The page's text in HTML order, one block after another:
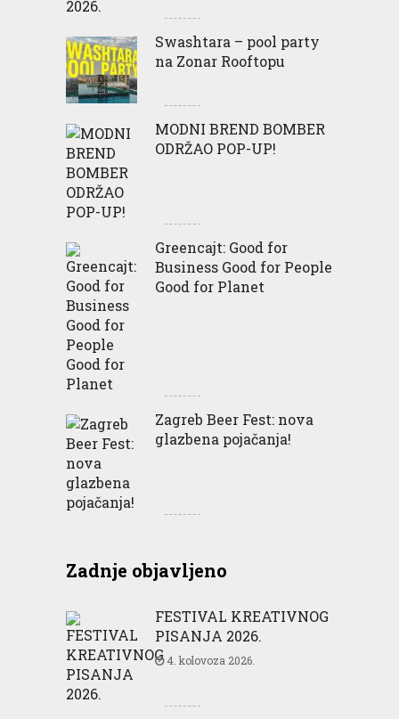
Swashtara – pool party
na Zonar Rooftopu
MODNI BREND BOMBER
ODRŽAO POP-UP!
Greencajt: Good for
Business Good for People
Good for Planet
Zagreb Beer Fest: nova
glazbena pojačanja!
Zadnje objavljeno
FESTIVAL KREATIVNOG
PISANJA 2026.
4. kolovoza 2026.